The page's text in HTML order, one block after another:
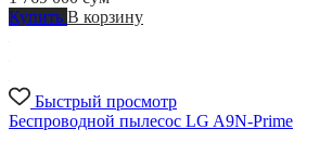
Купить В корзину
Быстрый просмотр
Беспроводной пылесос LG A9N-Prime